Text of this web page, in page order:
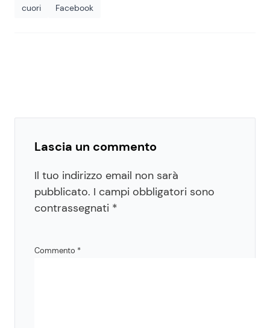
cuori Facebook
Lascia un commento
Il tuo indirizzo email non sarà
pubblicato. I campi obbligatori sono
contrassegnati *
Commento *